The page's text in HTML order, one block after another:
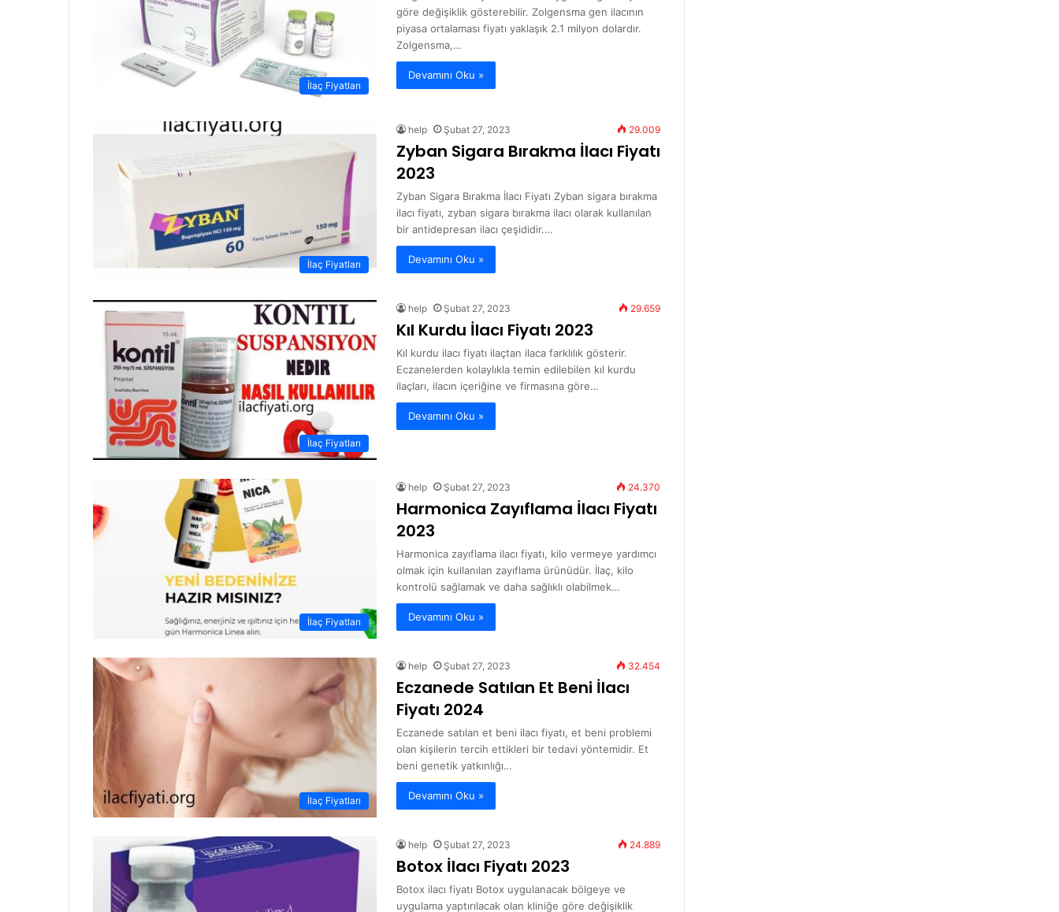
İlaç Fiyatları
göre değişiklik gösterebilir. Zolgensma gen ilacının
piyasa ortalaması fiyatı yaklaşık 2.1 milyon dolardır.
Zolgensma,…
Devamını Oku »
İlaç Fiyatları
help Şubat 27, 2023 29.009
Zyban Sigara Bırakma İlacı Fiyatı
2023
Zyban Sigara Bırakma İlacı Fiyatı Zyban sigara bırakma
ilacı fiyatı, zyban sigara bırakma ilacı olarak kullanılan
bir antidepresan ilacı çeşididir.…
Devamını Oku »
İlaç Fiyatları
help Şubat 27, 2023 29.659
Kıl Kurdu İlacı Fiyatı 2023
Kıl kurdu ilacı fiyatı ilaçtan ilaca farklılık gösterir.
Eczanelerden kolaylıkla temin edilebilen kıl kurdu
ilaçları, ilacın içeriğine ve firmasına göre…
Devamını Oku »
İlaç Fiyatları
help Şubat 27, 2023 24.370
Harmonica Zayıflama İlacı Fiyatı
2023
Harmonica zayıflama ilacı fiyatı, kilo vermeye yardımcı
olmak için kullanılan zayıflama ürünüdür. İlaç, kilo
kontrolü sağlamak ve daha sağlıklı olabilmek…
Devamını Oku »
İlaç Fiyatları
help Şubat 27, 2023 32.454
Eczanede Satılan Et Beni İlacı
Fiyatı 2024
Eczanede satılan et beni ilacı fiyatı, et beni problemi
olan kişilerin tercih ettikleri bir tedavi yöntemidir. Et
beni genetik yatkınlığı…
Devamını Oku »
help Şubat 27, 2023 24.889
Botox İlacı Fiyatı 2023
Botox ilacı fiyatı Botox uygulanacak bölgeye ve
uygulama yaptırılacak olan kliniğe göre değişiklik